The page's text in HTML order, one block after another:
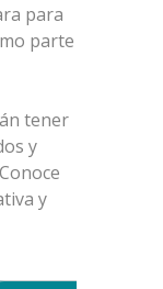
para
parte
tener
y
y